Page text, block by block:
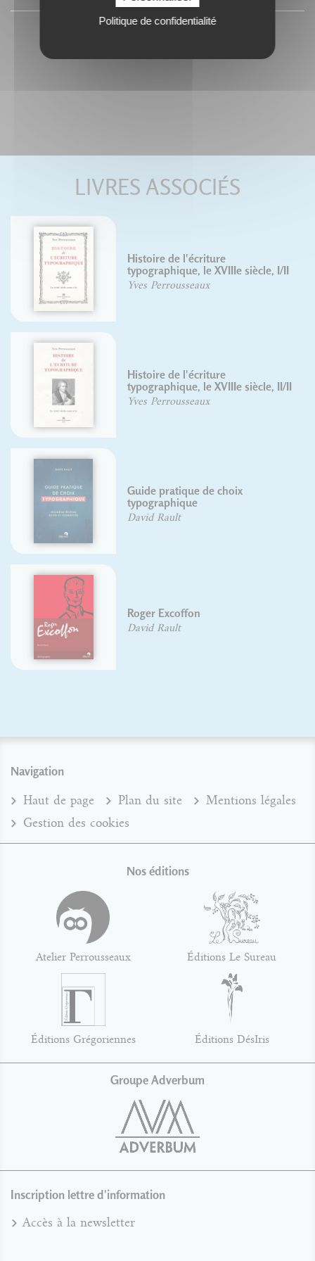
LIVRES ASSOCIÉS
Histoire de l'écriture
typographique, le XVIIIe siècle, I/II
Yves Perrousseaux
Histoire de l'écriture
typographique, le XVIIIe siècle, II/II
Yves Perrousseaux
Guide pratique de choix
typographique
David Rault
Roger Excoffon
David Rault
Navigation
Haut de page Plan du site
Mentions légales
Gestion des cookies
Nos éditions
Atelier Perrousseaux Éditions Le Sureau
Éditions Grégoriennes Éditions DésIris
Groupe Adverbum
Inscription lettre d'information
Accès à la newsletter
Politique de confidentialité